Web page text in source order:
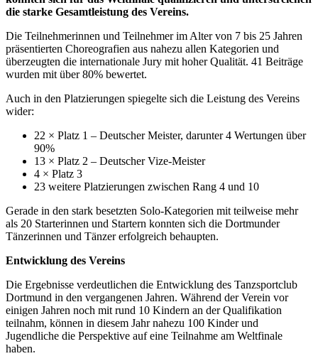
die starke Gesamtleistung des Vereins.
Die Teilnehmerinnen und Teilnehmer im Alter von 7 bis 25 Jahren
präsentierten Choreografien aus nahezu allen Kategorien und
überzeugten die internationale Jury mit hoher Qualität. 41 Beiträge
wurden mit über 80% bewertet.
Auch in den Platzierungen spiegelte sich die Leistung des Vereins
wider:
22 × Platz 1 – Deutscher Meister, darunter 4 Wertungen über
90%
13 × Platz 2 – Deutscher Vize-Meister
4 × Platz 3
23 weitere Platzierungen zwischen Rang 4 und 10
Gerade in den stark besetzten Solo-Kategorien mit teilweise mehr
als 20 Starterinnen und Startern konnten sich die Dortmunder
Tänzerinnen und Tänzer erfolgreich behaupten.
Entwicklung des Vereins
Die Ergebnisse verdeutlichen die Entwicklung des Tanzsportclub
Dortmund in den vergangenen Jahren. Während der Verein vor
einigen Jahren noch mit rund 10 Kindern an der Qualifikation
teilnahm, können in diesem Jahr nahezu 100 Kinder und
Jugendliche die Perspektive auf eine Teilnahme am Weltfinale
haben.